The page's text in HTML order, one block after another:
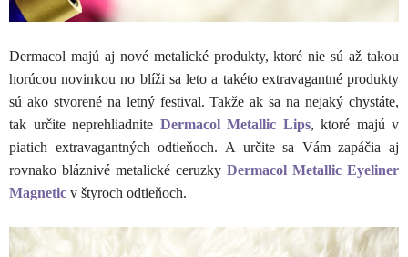
Dermacol majú aj nové metalické produkty, ktoré nie sú až takou
horúcou novinkou no blíži sa leto a takéto extravagantné produkty
sú ako stvorené na letný festival. Takže ak sa na nejaký chystáte,
tak určite neprehliadnite Dermacol Metallic Lips, ktoré majú v
piatich extravagantných odtieňoch. A určite sa Vám zapáčia aj
rovnako bláznivé metalické ceruzky Dermacol Metallic Eyeliner
Magnetic v štyroch odtieňoch.